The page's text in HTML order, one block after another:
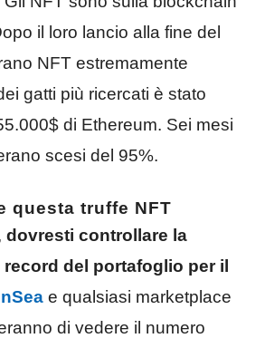
il loro lancio alla fine del
NFT estremamente
gatti più ricercati è stato
di Ethereum. Sei mesi
scesi del 95%.
questa truffe NFT
dovresti controllare la
del portafoglio per il
e qualsiasi marketplace
di vedere il numero